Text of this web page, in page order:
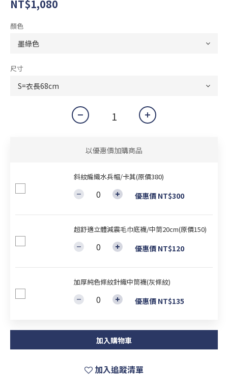
NT$1,080
顏色
尺寸
以優惠價加購商品
斜紋編織水兵帽/卡其(原價380)
優惠價 NT$300
超舒適立體減震毛巾底襪/中筒20cm(原價150)
優惠價 NT$120
加厚純色條紋針織中筒襪(灰條紋)
優惠價 NT$135
加入購物車
加入追蹤清單